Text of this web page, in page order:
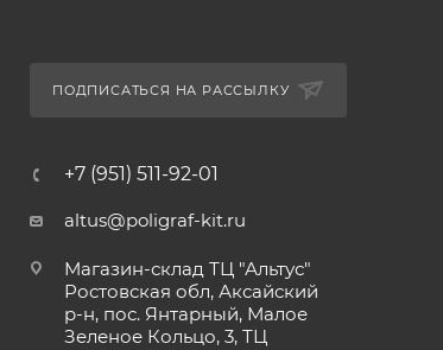
ПОДПИСАТЬСЯ НА РАССЫЛКУ
+7 (951) 511-92-01
altus@poligraf-kit.ru
Магазин-склад ТЦ "Альтус"
Ростовская обл, Аксайский
р-н, пос. Янтарный, Малое
Зеленое Кольцо, 3, ТЦ